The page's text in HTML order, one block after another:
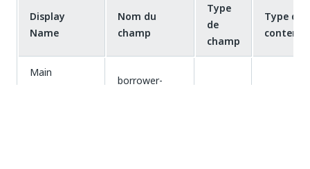
Display
Name
Nom du
champ
Type
de
champ
Type de
contenu
Main
borrower-